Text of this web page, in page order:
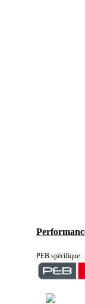
PEB spécifique